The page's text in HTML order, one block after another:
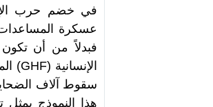
عسكرة المساعدات
فبدلاً من أن
الإنسانية (GHF)
سقوط آلاف
هذا النموذج